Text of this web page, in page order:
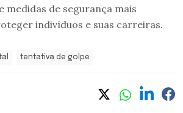
medidas de segurança mais
indivíduos e suas carreiras.
tentativa de golpe